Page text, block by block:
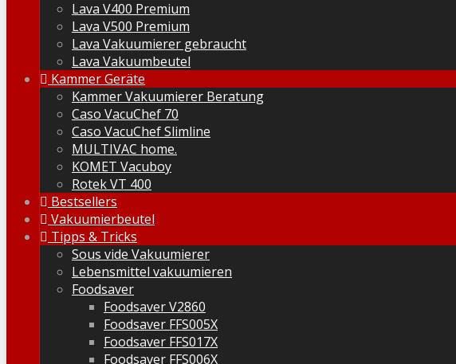
Lava V400 Premium
Lava V500 Premium
Lava Vakuumierer gebraucht
Lava Vakuumbeutel
Kammer Geräte
Kammer Vakuumierer Beratung
Caso VacuChef 70
Caso VacuChef Slimline
MULTIVAC home.
KOMET Vacuboy
Rotek VT 400
Bestsellers
Vakuumierbeutel
Tipps & Tricks
Sous vide Vakuumierer
Lebensmittel vakuumieren
Foodsaver
Foodsaver V2860
Foodsaver FFS005X
Foodsaver FFS017X
Foodsaver FFS006X